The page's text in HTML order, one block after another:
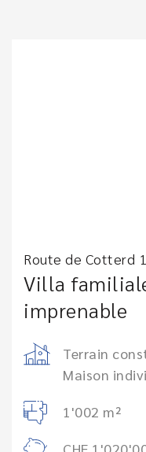
Route de Cotterd
Villa
imprenable
Terrain
Maison
1'002 m²